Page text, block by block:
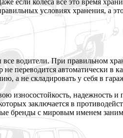
если колеса все это время
условиях хранения, а
водители. При правильном
не переводится автоматически в
а не складировать у себя в
износостойкость, надежность
заключается в
бренды с мировым именем